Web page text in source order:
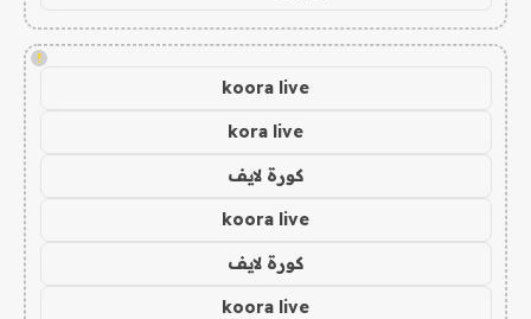
!
koora live
kora live
كورة لايف
koora live
كورة لايف
koora live